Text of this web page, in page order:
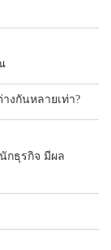
งกันหลายเท่า?
กธุรกิจ มีผล